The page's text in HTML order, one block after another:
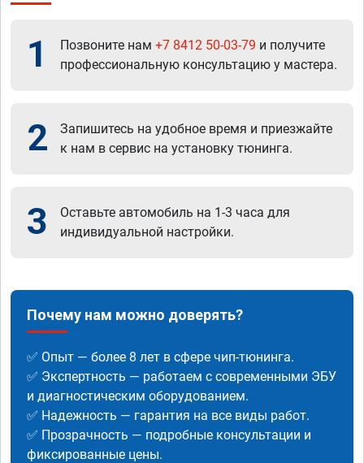
1 Позвоните нам +7 8412 50-03-79 и получите
профессиональную консультацию у мастера.
2
Запишитесь на удобное время и приезжайте
к нам в сервис на установку тюнинга.
3
Оставьте автомобиль на 1-3 часа для
индивидуальной настройки.
Почему нам можно доверять?
✅ Опыт — более 8 лет в сфере чип-тюнинга.
✅ Экспертность — работаем с современными ЭБУ
и диагностическим оборудованием.
✅ Надежность — гарантия на все виды работ.
✅ Прозрачность — подробные консультации и
фиксированные цены.